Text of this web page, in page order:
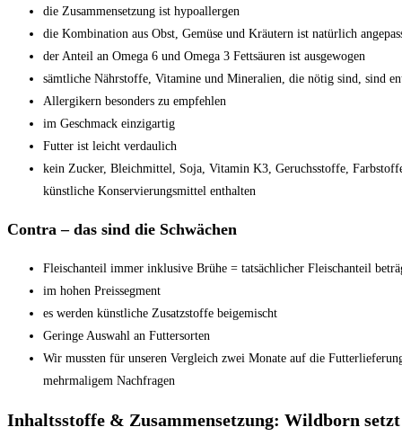
die Zusammensetzung ist hypoallergen
die Kombination aus Obst, Gemüse und Kräutern ist natürlich
der Anteil an Omega 6 und Omega 3 Fettsäuren ist ausgewogen
sämtliche Nährstoffe, Vitamine und Mineralien, die nötig sind, sind
Allergikern besonders zu empfehlen
im Geschmack einzigartig
Futter ist leicht verdaulich
kein Zucker, Bleichmittel, Soja, Vitamin K3, Geruchsstoffe,
künstliche Konservierungsmittel enthalten
Contra – das sind die Schwächen
Fleischanteil immer inklusive Brühe = tatsächlicher Fleischanteil
im hohen Preissegment
es werden künstliche Zusatzstoffe beigemischt
Geringe Auswahl an Futtersorten
Wir mussten für unseren Vergleich zwei Monate auf die
mehrmaligem Nachfragen
Inhaltsstoffe & Zusammensetzung: Wildborn